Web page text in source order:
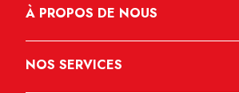
À PROPOS DE NOUS
NOS SERVICES